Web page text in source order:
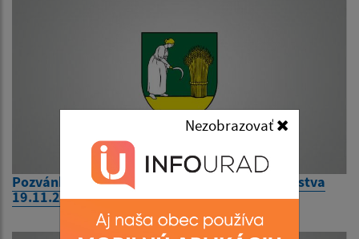
Nezobrazovať
Pozvánka na zasadnutie obecného zastupiteľstva
19.11.2025